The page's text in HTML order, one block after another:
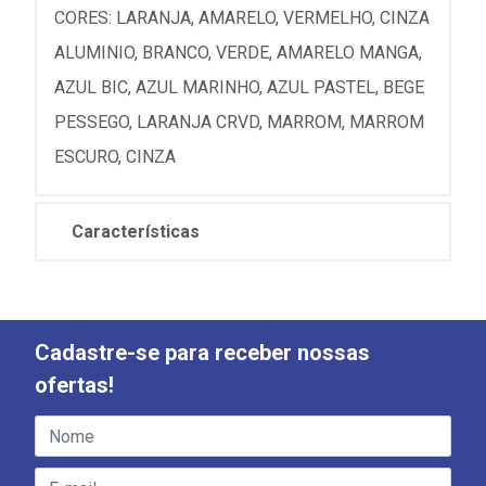
CORES: LARANJA, AMARELO, VERMELHO, CINZA
ALUMINIO, BRANCO, VERDE, AMARELO MANGA,
AZUL BIC, AZUL MARINHO, AZUL PASTEL, BEGE
PESSEGO, LARANJA CRVD, MARROM, MARROM
ESCURO, CINZA
Características
Cadastre-se para receber nossas
ofertas!